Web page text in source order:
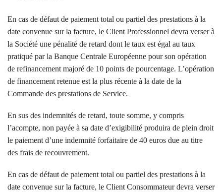
En cas de défaut de paiement total ou partiel des prestations à la
date convenue sur la facture, le Client Professionnel devra verser à
la Société une pénalité de retard dont le taux est égal au taux
pratiqué par la Banque Centrale Européenne pour son opération
de refinancement majoré de 10 points de pourcentage. L’opération
de financement retenue est la plus récente à la date de la
Commande des prestations de Service.
En sus des indemnités de retard, toute somme, y compris
l’acompte, non payée à sa date d’exigibilité produira de plein droit
le paiement d’une indemnité forfaitaire de 40 euros due au titre
des frais de recouvrement.
En cas de défaut de paiement total ou partiel des prestations à la
date convenue sur la facture, le Client Consommateur devra verser